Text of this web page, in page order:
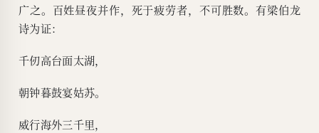
广之。百姓昼夜并作，死于疲劳者，不可胜数。有梁伯龙
诗为证：
千仞高台面太湖，
朝钟暮鼓宴姑苏。
威行海外三千里，